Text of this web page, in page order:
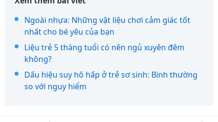
Ngoài nhựa: Những vật liệu chơi cảm giác tốt
nhất cho bé yêu của bạn
Liệu trẻ 5 tháng tuổi có nên ngủ xuyên đêm
không?
Dấu hiệu suy hô hấp ở trẻ sơ sinh: Bình thường
so với nguy hiểm